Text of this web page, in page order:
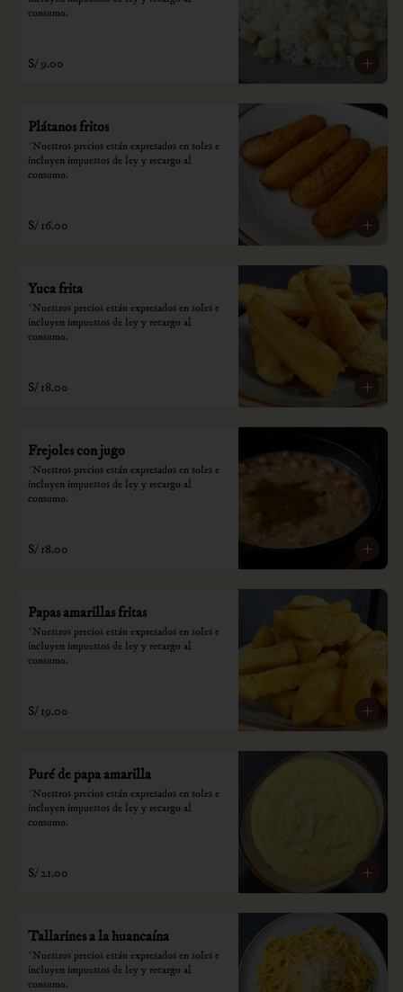
consumo.
S/ 9.00
Plátanos fritos
*Nuestros precios están expresados en soles e
incluyen impuestos de ley y recargo al
consumo.
S/ 16.00
Yuca frita
*Nuestros precios están expresados en soles e
incluyen impuestos de ley y recargo al
consumo.
S/ 18.00
Frejoles con jugo
*Nuestros precios están expresados en soles e
incluyen impuestos de ley y recargo al
consumo.
S/ 18.00
Papas amarillas fritas
*Nuestros precios están expresados en soles e
incluyen impuestos de ley y recargo al
consumo.
S/ 19.00
Puré de papa amarilla
*Nuestros precios están expresados en soles e
incluyen impuestos de ley y recargo al
consumo.
S/ 21.00
Tallarines a la huancaína
*Nuestros precios están expresados en soles e
incluyen impuestos de ley y recargo al
consumo.